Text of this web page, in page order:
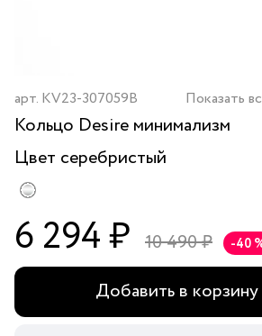
арт. KV23-307059B Показать
Кольцо Desire минимализм
Цвет серебристый
6 294 ₽ 10 490 ₽ -40
Добавить в корзину